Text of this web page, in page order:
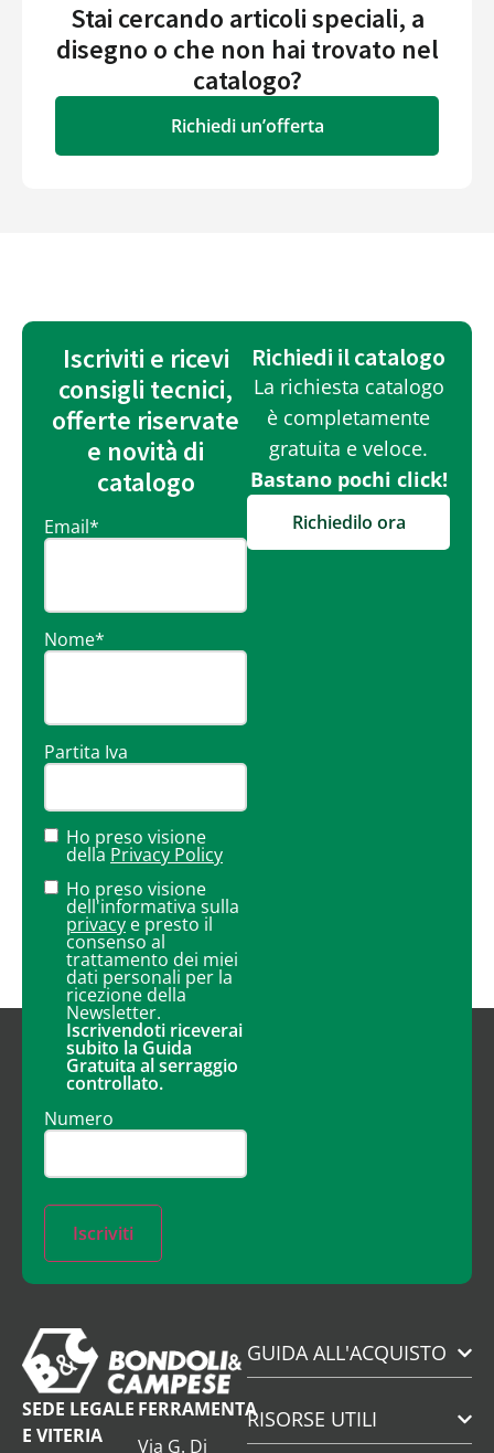
Stai cercando articoli speciali, a
disegno o che non hai trovato nel
catalogo?
Richiedi un’offerta
Iscriviti e ricevi
consigli tecnici,
offerte riservate
e novità di
catalogo
Email*
Nome*
Partita Iva
Ho preso visione
della Privacy Policy
Ho preso visione
dell'informativa sulla
privacy e presto il
consenso al
trattamento dei miei
dati personali per la
ricezione della
Newsletter.
Iscrivendoti riceverai
subito la Guida
Gratuita al serraggio
controllato.
Numero
Iscriviti
Richiedi il catalogo
La richiesta catalogo
è completamente
gratuita e veloce.
Bastano pochi click!
Richiedilo ora
SEDE LEGALE
E VITERIA
FERRAMENTA
Via G. Di
GUIDA ALL'ACQUISTO
RISORSE UTILI